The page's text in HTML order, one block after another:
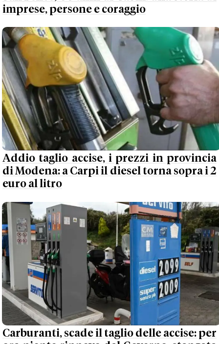
imprese, persone e coraggio
Addio taglio accise, i prezzi in provincia
di Modena: a Carpi il diesel torna sopra i 2
euro al litro
Carburanti, scade il taglio delle accise: per